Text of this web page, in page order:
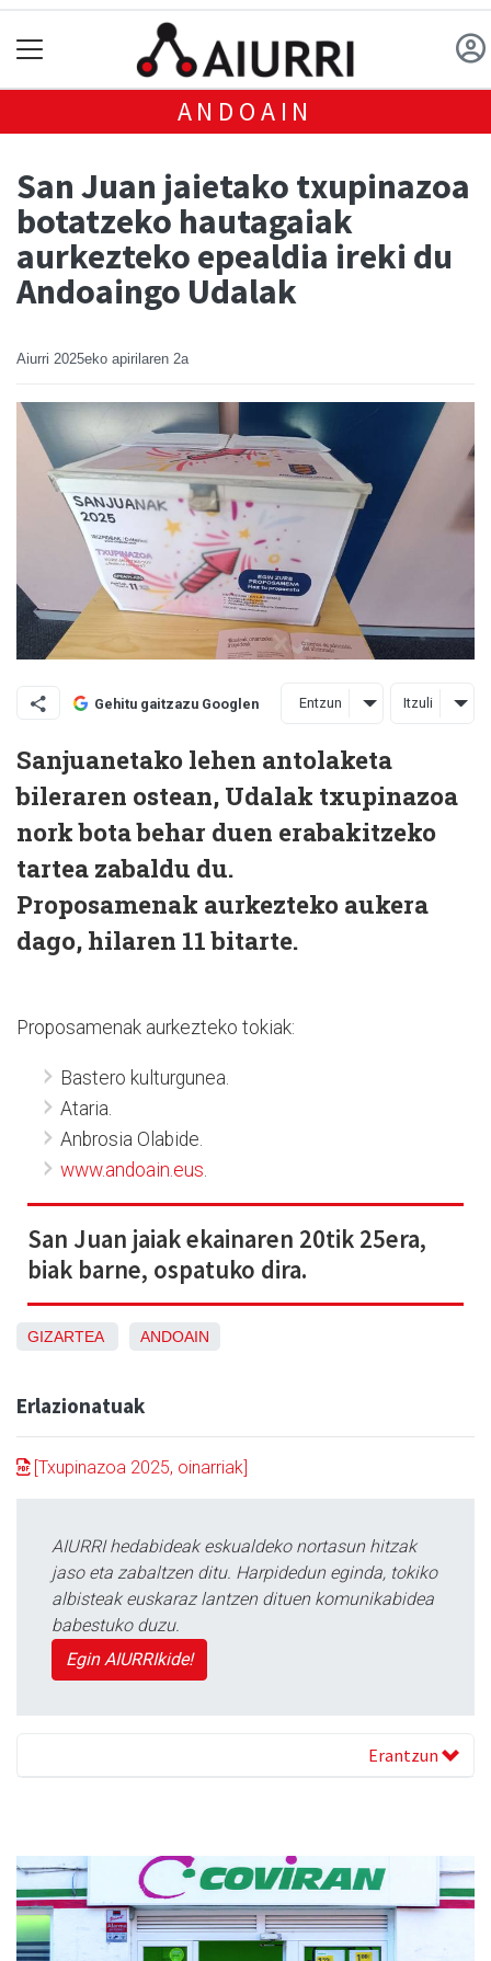
ANDOAIN
San Juan jaietako txupinazoa
botatzeko hautagaiak
aurkezteko epealdia ireki du
Andoaingo Udalak
Aiurri 2025eko apirilaren 2a
Gehitu gaitzazu Googlen Entzun Itzuli
Sanjuanetako lehen antolaketa
bileraren ostean, Udalak txupinazoa
nork bota behar duen erabakitzeko
tartea zabaldu du.
Proposamenak aurkezteko aukera
dago, hilaren 11 bitarte.
Proposamenak aurkezteko tokiak:
Bastero kulturgunea.
Ataria.
Anbrosia Olabide.
www.andoain.eus.
San Juan jaiak ekainaren 20tik 25era,
biak barne, ospatuko dira.
GIZARTEA ANDOAIN
Erlazionatuak
[Txupinazoa 2025, oinarriak]
AIURRI hedabideak eskualdeko nortasun hitzak
jaso eta zabaltzen ditu. Harpidedun eginda, tokiko
albisteak euskaraz lantzen dituen komunikabidea
babestuko duzu.
Egin AIURRIkide!
Erantzun